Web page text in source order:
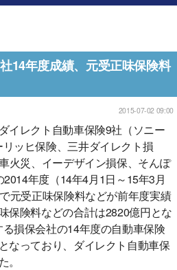
14年度成績、元受正味保険料
2015-07-02 09:00
イレクト自動車保険9社（ソニー
ッヒ保険、三井ダイレクト損
火災、イーデザイン損保、そんぽ
年度（14年4月1日～15年3月
元受正味保険料などが前年度実績
保険料などの合計は2820億円とな
損保会社の14年度の自動車保険
なっており、ダイレクト自動車保